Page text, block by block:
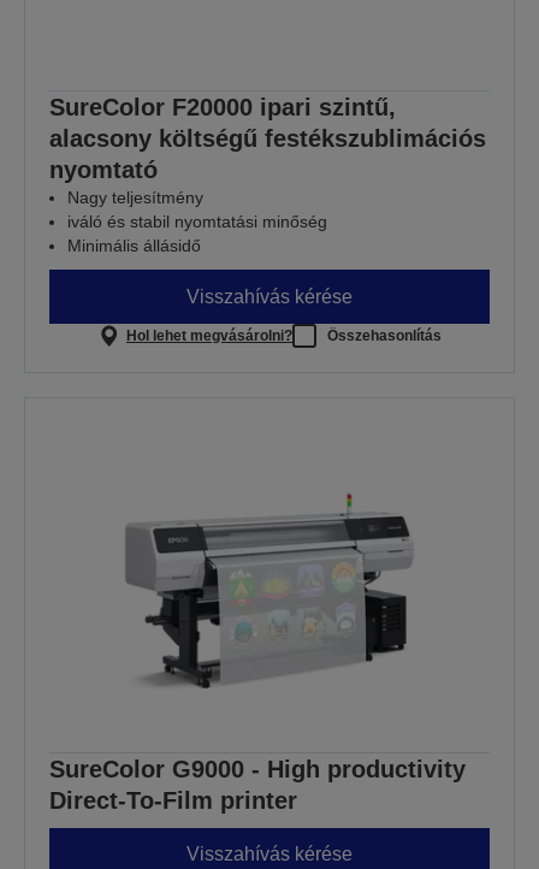
SureColor F20000 ipari szintű,
alacsony költségű festékszublimációs
nyomtató
Nagy teljesítmény
iváló és stabil nyomtatási minőség
Minimális állásidő
Visszahívás kérése
Hol lehet megvásárolni? Összehasonlítás
SureColor G9000 - High productivity
Direct-To-Film printer
Visszahívás kérése